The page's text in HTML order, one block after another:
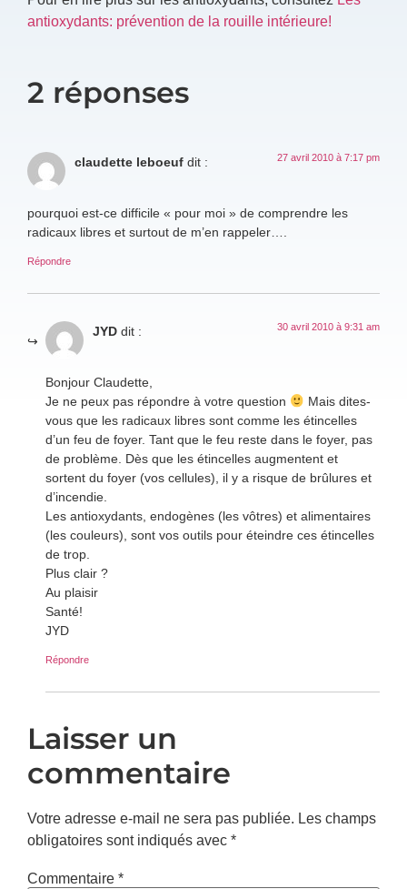
antioxydants: prévention de la rouille intérieure!
2 réponses
claudette leboeuf dit : 27 avril 2010 à 7:17 pm
pourquoi est-ce difficile « pour moi » de comprendre les
radicaux libres et surtout de m’en rappeler….
Répondre
JYD dit : 30 avril 2010 à 9:31 am
Bonjour Claudette,
Je ne peux pas répondre à votre question
Mais dites-
vous que les radicaux libres sont comme les étincelles
d’un feu de foyer. Tant que le feu reste dans le foyer, pas
de problème. Dès que les étincelles augmentent et
sortent du foyer (vos cellules), il y a risque de brûlures et
d’incendie.
Les antioxydants, endogènes (les vôtres) et alimentaires
(les couleurs), sont vos outils pour éteindre ces étincelles
de trop.
Plus clair ?
Au plaisir
Santé!
JYD
Répondre
Laisser un
commentaire
Votre adresse e-mail ne sera pas publiée. Les champs
obligatoires sont indiqués avec*
Commentaire*